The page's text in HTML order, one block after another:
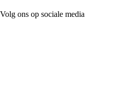
Volg ons op sociale media